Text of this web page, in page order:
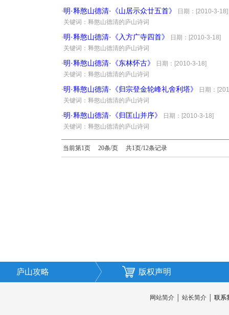
·明·释憨山德清·《山居示众廿五首》
日期：[2010-3-18]
关键词：释憨山德清的庐山诗词
·明·释憨山德清·《入方广寺四首》
日期：[2010-3-18]
关键词：释憨山德清的庐山诗词
·明·释憨山德清·《东林怀古》
日期：[2010-3-18]
关键词：释憨山德清的庐山诗词
·明·释憨山德清·《归宗登金轮峰礼舍利塔》
日期：
关键词：释憨山德清的庐山诗词
·明·释憨山德清·《归匡山并序》
日期：[2010-3-18]
关键词：释憨山德清的庐山诗词
当前第1页 20条/页 共1页/12条记录
庐山攻略 版权声明
网站简介│ 站长简介│ 联系